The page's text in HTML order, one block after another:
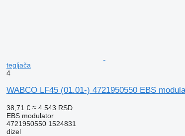
tegljača
4
WABCO LF45 (01.01-) 4721950550 EBS
38,71 € ≈ 4.543 RSD
EBS modulator
4721950550 1524831
dizel